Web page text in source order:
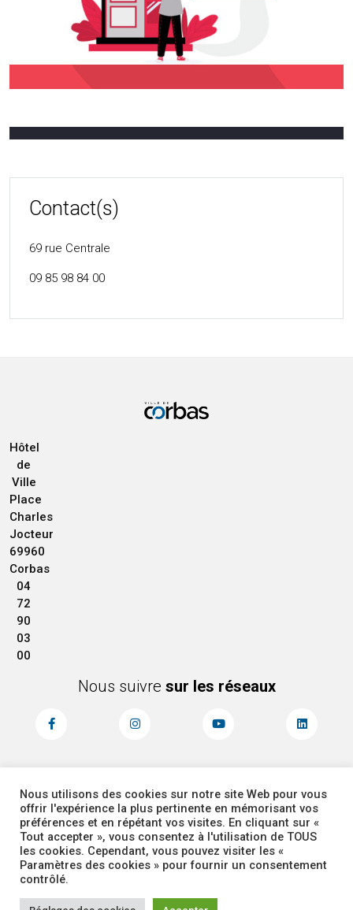
Contact(s)
69 rue Centrale
09 85 98 84 00
Hôtel
de
Ville
Place
Charles
Jocteur
69960
Corbas
04
72
90
03
00
Nous suivre sur les réseaux
MENTIONS LÉGALES
PLAN DU SITE
ACCESSIBILITÉ
ADMINISTRATEUR
COOKIES
Nous utilisons des cookies sur notre site Web pour vous
offrir l'expérience la plus pertinente en mémorisant vos
préférences et en répétant vos visites. En cliquant sur «
Tout accepter », vous consentez à l'utilisation de TOUS
les cookies. Cependant, vous pouvez visiter les «
Paramètres des cookies » pour fournir un consentement
contrôlé.